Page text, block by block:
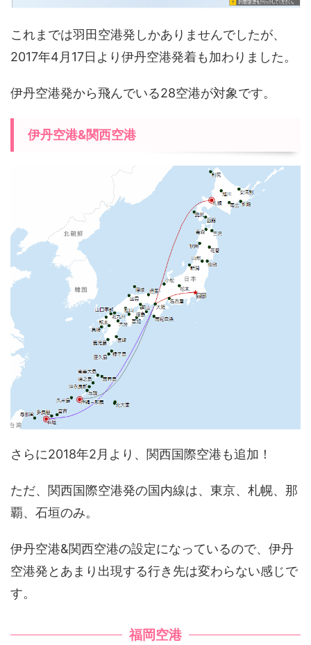
これまでは羽田空港発しかありませんでしたが、
2017年4月17日より伊丹空港発着も加わりました。
伊丹空港発から飛んでいる28空港が対象です。
伊丹空港&関西空港
さらに2018年2月より、関西国際空港も追加！
ただ、関西国際空港発の国内線は、東京、札幌、那
覇、石垣のみ。
伊丹空港&関西空港の設定になっているので、伊丹
空港発とあまり出現する行き先は変わらない感じで
す。
福岡空港